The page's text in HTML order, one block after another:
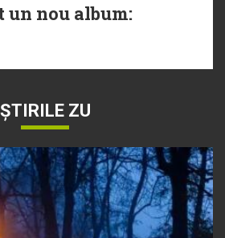
un nou album:
ȘTIRILE ZU